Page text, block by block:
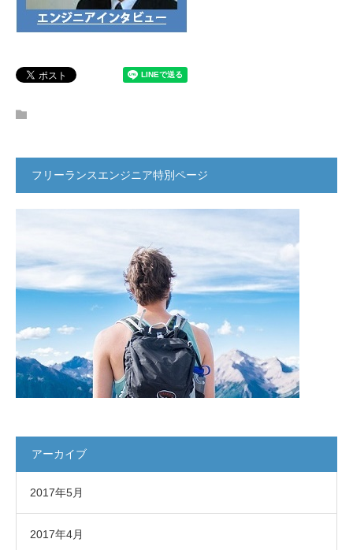
フリーランスエンジニア特別ページ
アーカイブ
2017年5月
2017年4月